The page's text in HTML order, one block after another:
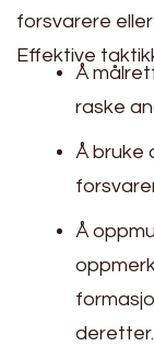
forsvarere
Effektive
Å
raske
Å bruke
Å
deretter.